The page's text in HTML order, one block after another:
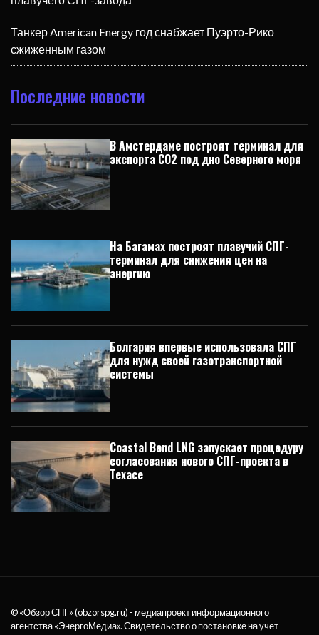
Танкер American Energy год снабжает Пуэрто-Рико
сжиженным газом
Последние новости
В Амстердаме построят терминал для
экспорта CO2 под дно Северного моря
На Багамах построят плавучий СПГ-
терминал для снижения цен на
энергию
Болгария впервые использовала СПГ
для нужд своей газотранспортной
системы
Coastal Bend LNG запускает процедуру
согласования нового СПГ-проекта в
Техасе
© «Обзор СПГ» (obzorspg.ru) - медиапроект информационного
агентства«ЭнергоМедиа». Свидетельство о постановке на учет